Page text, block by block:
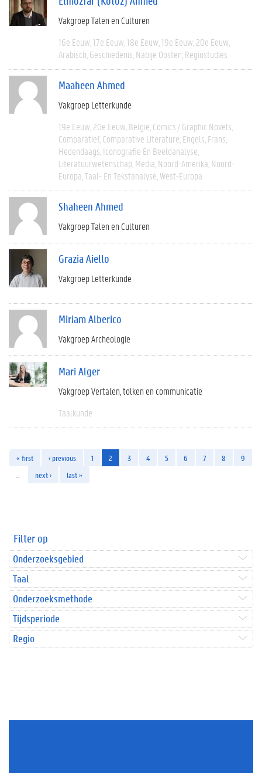
Vakgroep Talen en Culturen
16e Eeuw 17e Eeuw 18e Eeuw 19e Eeuw 20e Eeuw
Arabisch Geschiedenis Nabije Oosten Regiostudies
Maaheen Ahmed
Vakgroep Letterkunde
19e Eeuw 20e Eeuw België Comics / Graphic Novels
Comparatief Comparative Literature Engels Frans
Hedendaags Iconografie En Beeldanalyse
Literatuurwetenschap Media Noord-Amerika Noord-
Europa Taal- En Tekstanalyse West-Europa
Shaheen Ahmed
Vakgroep Talen en Culturen
Grazia Aiello
Vakgroep Letterkunde
Miriam Alberico
Vakgroep Archeologie
Mari Alger
Vakgroep Vertalen, tolken en communicatie
Taalkunde
« first ‹ previous 1 2 3 4 5 6 7 8
9
next › last »
Filter op
Onderzoeksgebied
Taal
Onderzoeksmethode
Tijdsperiode
Regio